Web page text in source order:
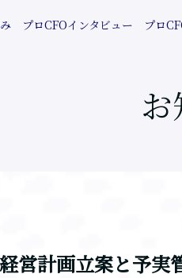
プロCFOインタビュー プロ
営計画立案と予実